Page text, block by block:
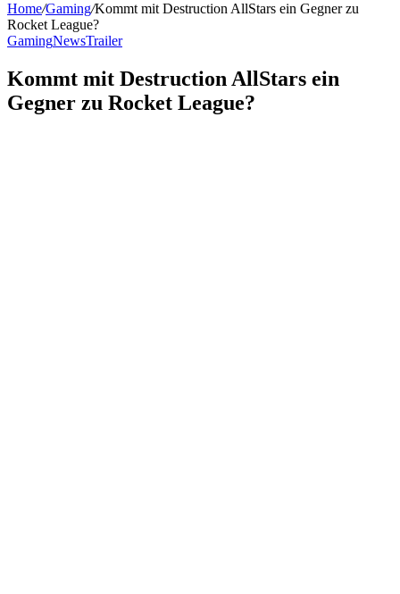
Home/Gaming/Kommt mit Destruction AllStars ein Gegner zu
Rocket League?
GamingNewsTrailer
Kommt mit Destruction AllStars ein
Gegner zu Rocket League?